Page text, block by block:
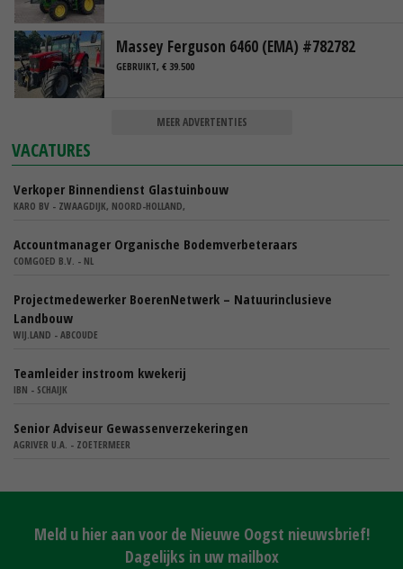
Massey Ferguson 6460 (EMA) #782782
GEBRUIKT, € 39.500
MEER ADVERTENTIES
VACATURES
Verkoper Binnendienst Glastuinbouw
KARO BV - ZWAAGDIJK, NOORD-HOLLAND,
Accountmanager Organische Bodemverbeteraars
COMGOED B.V. - NL
Projectmedewerker BoerenNetwerk – Natuurinclusieve
Landbouw
WIJ.LAND - ABCOUDE
Teamleider instroom kwekerij
IBN - SCHAIJK
Senior Adviseur Gewassenverzekeringen
AGRIVER U.A. - ZOETERMEER
Meld u hier aan voor de Nieuwe Oogst nieuwsbrief!
Dagelijks in uw mailbox